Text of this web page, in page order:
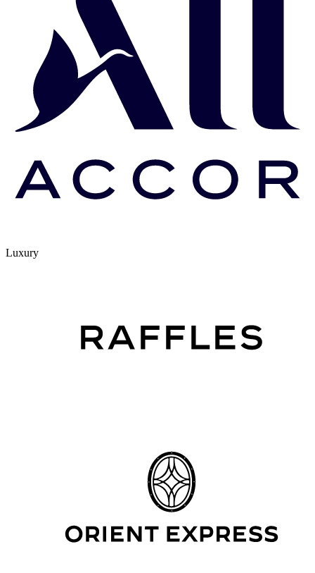
Luxury